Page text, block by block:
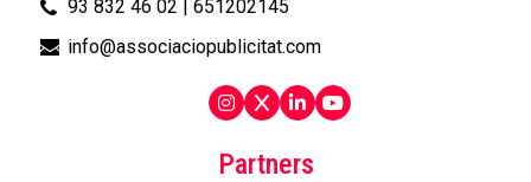
Partners
93 832 46 02 | 651202145
info@associaciopublicitat.com